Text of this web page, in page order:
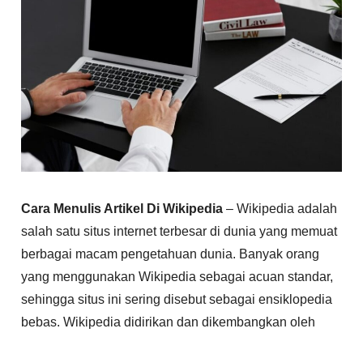
Cara Menulis Artikel Di Wikipedia – Wikipedia adalah
salah satu situs internet terbesar di dunia yang memuat
berbagai macam pengetahuan dunia. Banyak orang
yang menggunakan Wikipedia sebagai acuan standar,
sehingga situs ini sering disebut sebagai ensiklopedia
bebas. Wikipedia didirikan dan dikembangkan oleh